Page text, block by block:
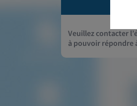
Veuillez contacter
à pouvoir répondre